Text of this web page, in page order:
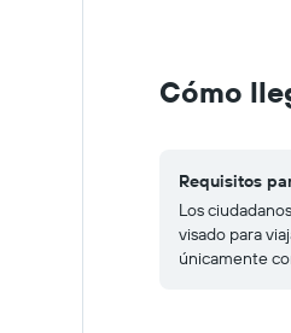
Cómo
Requisitos
Los
visado para
únicamente